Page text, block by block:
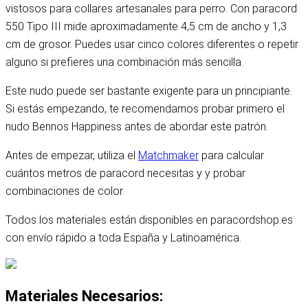
vistosos para collares artesanales para perro. Con paracord
550 Tipo III mide aproximadamente 4,5 cm de ancho y 1,3
cm de grosor. Puedes usar cinco colores diferentes o repetir
alguno si prefieres una combinación más sencilla.
Este nudo puede ser bastante exigente para un principiante.
Si estás empezando, te recomendamos probar primero el
nudo Bennos Happiness antes de abordar este patrón.
Antes de empezar, utiliza el Matchmaker para calcular
cuántos metros de paracord necesitas y y probar
combinaciones de color.
Todos los materiales están disponibles en paracordshop.es
con envío rápido a toda España y Latinoamérica.
Materiales Necesarios: